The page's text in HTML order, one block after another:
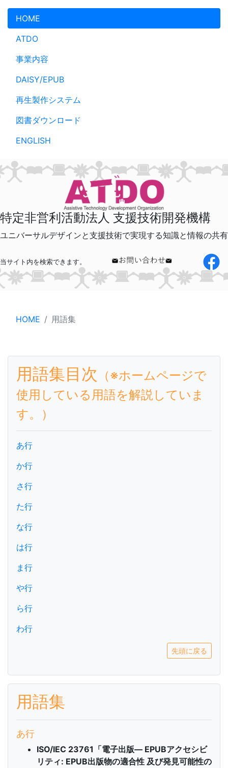
メインコンテンツへスキップ
HOME
ATDO
事業内容
DAISY/EPUB
再生製作システム
図書ダウンロード
ENGLISH
特定非営利活動法人 支援技術開発機構
ユニバーサルデザインと支援技術で実現する知識と情報の共有
当サイト内を検索できます。
HOME 用語集
用語集目次
（※ホームページで
使用している用語を解説していま
す。）
あ行
か行
さ行
た行
な行
は行
ま行
や行
ら行
わ行
先頭に戻る
用語集
あ行
ISO/IEC 23761「電子出版— EPUBアクセシビ
リティ: EPUB出版物の適合性 及び発見可能性の